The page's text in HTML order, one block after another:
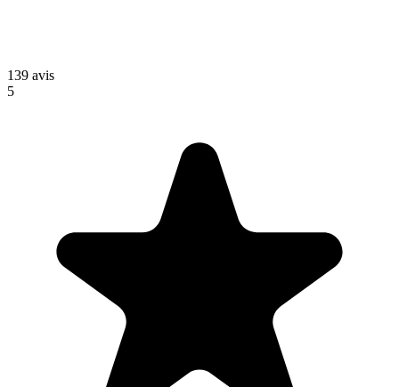
139 avis
5